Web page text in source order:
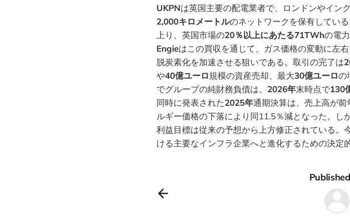
UKPNは英国主要の配電業者で、ロンドンやイン
2,000キロメートルのネットワークを保有してい
上り、英国市場の20％以上にあたる71TWhの電
Engieはこの買収を通じて、ガス価格の変動に左
脱炭素化を加速させる狙いである。取引の完了は
や40億ユーロ規模の資産売却、最大30億ユーロの
でグループの純財務負債は、 2026年末時点で130
同時に発表された2025年通期決算は、売上高が前
ルギー価格の下落により同11.5％減となった。しか
利益目標は従来の予想から上方修正されている。
ける主要なインフラ企業へと進化するための決定